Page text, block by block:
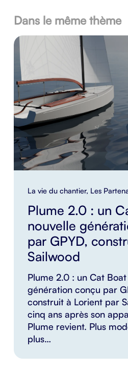
Dans le même thème
La vie du chantier, Les
Plume 2.0 : un
nouvelle
par GPYD,
Sailwood
Plume 2.0 : un Cat
génération conçu par
construit à Lorient par
cinq ans après son
Plume revient. Plus
plus…